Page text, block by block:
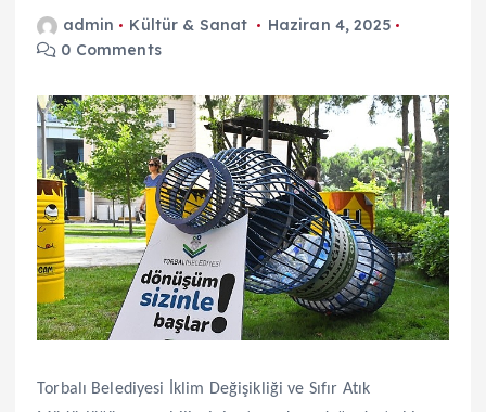
admin Kültür & Sanat
Haziran 4, 2025
0 Comments
Torbalı Belediyesi İklim Değişikliği ve Sıfır Atık